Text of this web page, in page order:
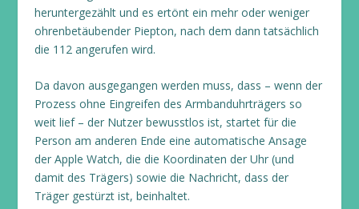
heruntergezählt und es ertönt ein mehr oder weniger
ohrenbetäubender Piepton, nach dem dann tatsächlich
die 112 angerufen wird.
Da davon ausgegangen werden muss, dass – wenn der
Prozess ohne Eingreifen des Armbanduhrträgers so
weit lief – der Nutzer bewusstlos ist, startet für die
Person am anderen Ende eine automatische Ansage
der Apple Watch, die die Koordinaten der Uhr (und
damit des Trägers) sowie die Nachricht, dass der
Träger gestürzt ist, beinhaltet.